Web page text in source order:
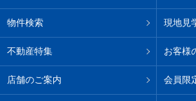
物件検索 現地見
不動産特集 お客様
店舗のご案内 会員限